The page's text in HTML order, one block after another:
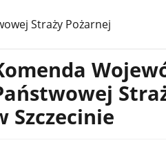
Straży Pożarnej
Szczecinie